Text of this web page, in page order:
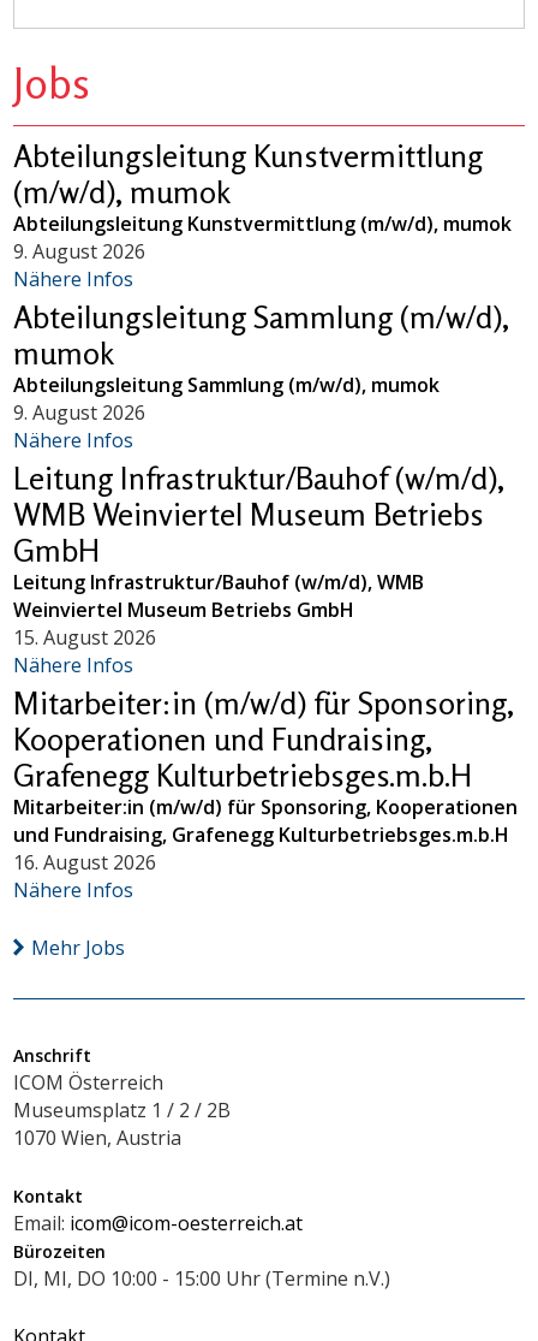
Jobs
Abteilungsleitung Kunstvermittlung
(m/w/d), mumok
Abteilungsleitung Kunstvermittlung (m/w/d), mumok
9. August 2026
Nähere Infos
Abteilungsleitung Sammlung (m/w/d),
mumok
Abteilungsleitung Sammlung (m/w/d), mumok
9. August 2026
Nähere Infos
Leitung Infrastruktur/Bauhof (w/m/d),
WMB Weinviertel Museum Betriebs
GmbH
Leitung Infrastruktur/Bauhof (w/m/d), WMB
Weinviertel Museum Betriebs GmbH
15. August 2026
Nähere Infos
Mitarbeiter:in (m/w/d) für Sponsoring,
Kooperationen und Fundraising,
Grafenegg Kulturbetriebsges.m.b.H
Mitarbeiter:in (m/w/d) für Sponsoring, Kooperationen
und Fundraising, Grafenegg Kulturbetriebsges.m.b.H
16. August 2026
Nähere Infos
Mehr Jobs
Anschrift
ICOM Österreich
Museumsplatz 1 / 2 / 2B
1070 Wien, Austria
Kontakt
Email: icom@icom-oesterreich.at
Bürozeiten
DI, MI, DO 10:00 - 15:00 Uhr (Termine n.V.)